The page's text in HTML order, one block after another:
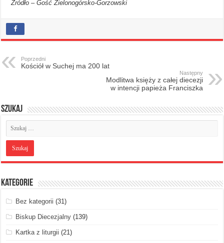
Źródło – Gość Zielonogórsko-Gorzowski
Poprzedni
Kościół w Suchej ma 200 lat
Następny
Modlitwa księży z całej diecezji
w intencji papieża Franciszka
Szukaj
Kategorie
Bez kategorii (31)
Biskup Diecezjalny (139)
Kartka z liturgii (21)